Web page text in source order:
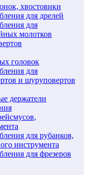
хвостовики
для дрелей
для
молотков
головок
для
и шуруповертов
держатели
для рубанков,
инструмента
для фрезеров